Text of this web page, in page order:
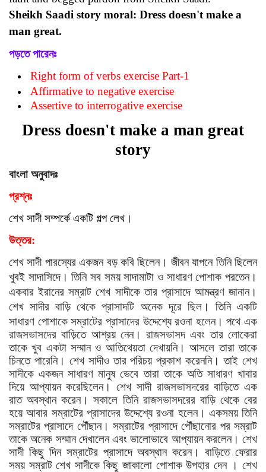
Sheikh Saadi story moral: Dress doesn't make a
man great.
পড়তে পারেনঃ
Right form of verbs exercise Part-1
Affirmative to negative exercise
Assertive to interrogative exercise
Dress doesn't make a man great
story
বাংলা অনুবাদঃ
প্রশ্নঃ
শেখ সাদী সম্পর্কে একটি গল্প লেখ।
উত্তর:
শেখ সাদী পারস্যের একজন বড় কবি ছিলেন। জীবন যাপনে তিনি ছিলেন
খুবই সাদাসিদে। তিনি সব সময় সাদামাটা ও সাধারণ পোশাক পরতেন।
একবার ইরানের সম্রাট শেখ সাদীকে তার প্রাসাদে আমন্ত্রণ জানান।
শেখ সাদীর বাড়ি থেকে প্রাসাদটি অনেক দূরে ছিল। তিনি একটি
সাধারণ পোশাকে সম্রাটের প্রাসাদের উদ্দেশ্যে রওনা হলেন। পথে এক
রাজসভাসদের বাড়িতে আশ্রয় নেন।রাজসভাসদএবং তার লোকেরা
তাকে খুব একটা সম্মান ও আতিথেয়তা দেখায়নি। আসলে তারা তাকে
চিনতে পারেনি। শেখ সাদীও তার পরিচয় প্রকাশ করেননি। তাই শেখ
সাদীকে একজন সাধারণ মানুষ ভেবে তারা তাকে অতি সাধারণ খাবার
দিয়ে আপ্যায়ন করেছিলেন। শেখ সাদী রাজসভাসদরের বাড়িতে এক
রাত অবস্থান করেন। সকালে তিনি রাজসভাসদরের বাড়ি থেকে বের
হয়ে আবার সম্রাটের প্রাসাদের উদ্দেশ্যে রওনা হলেন। একসময় তিনি
সম্রাটের প্রাসাদে পৌঁছান। সম্রাটের প্রাসাদে পৌঁছানোর পর সম্রাট
তাকে অনেক সম্মান দেখালেন এবং ভালোভাবে আপ্যায়ন করলেন। শেখ
সাদী কিছু দিন সম্রাটের প্রাসাদে অবস্থান করেন। বাড়িতে ফেরার
সময় সম্রাট শেখ সাদীকে কিছু জাকালো পোশাক উপহার দেন । শেখ